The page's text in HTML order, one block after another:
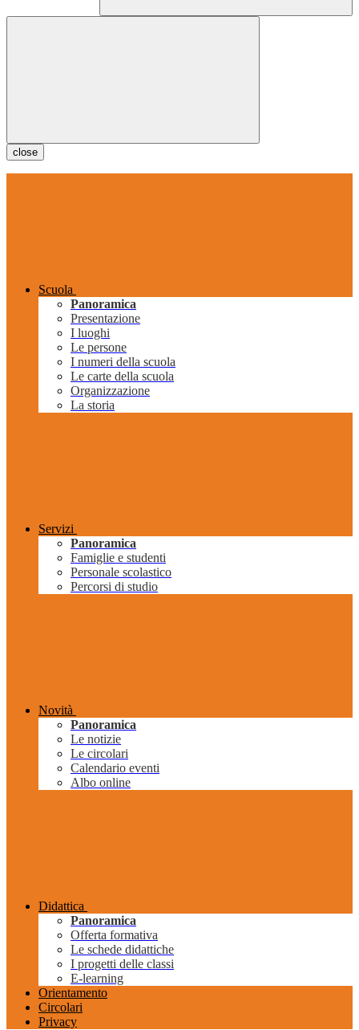
close
Scuola
Panoramica
Presentazione
I luoghi
Le persone
I numeri della scuola
Le carte della scuola
Organizzazione
La storia
Servizi
Panoramica
Famiglie e studenti
Personale scolastico
Percorsi di studio
Novità
Panoramica
Le notizie
Le circolari
Calendario eventi
Albo online
Didattica
Panoramica
Offerta formativa
Le schede didattiche
I progetti delle classi
E-learning
Orientamento
Circolari
Privacy